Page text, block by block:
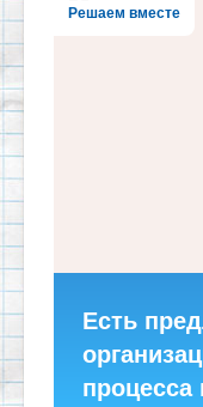
Решаем вместе
Есть
процесса